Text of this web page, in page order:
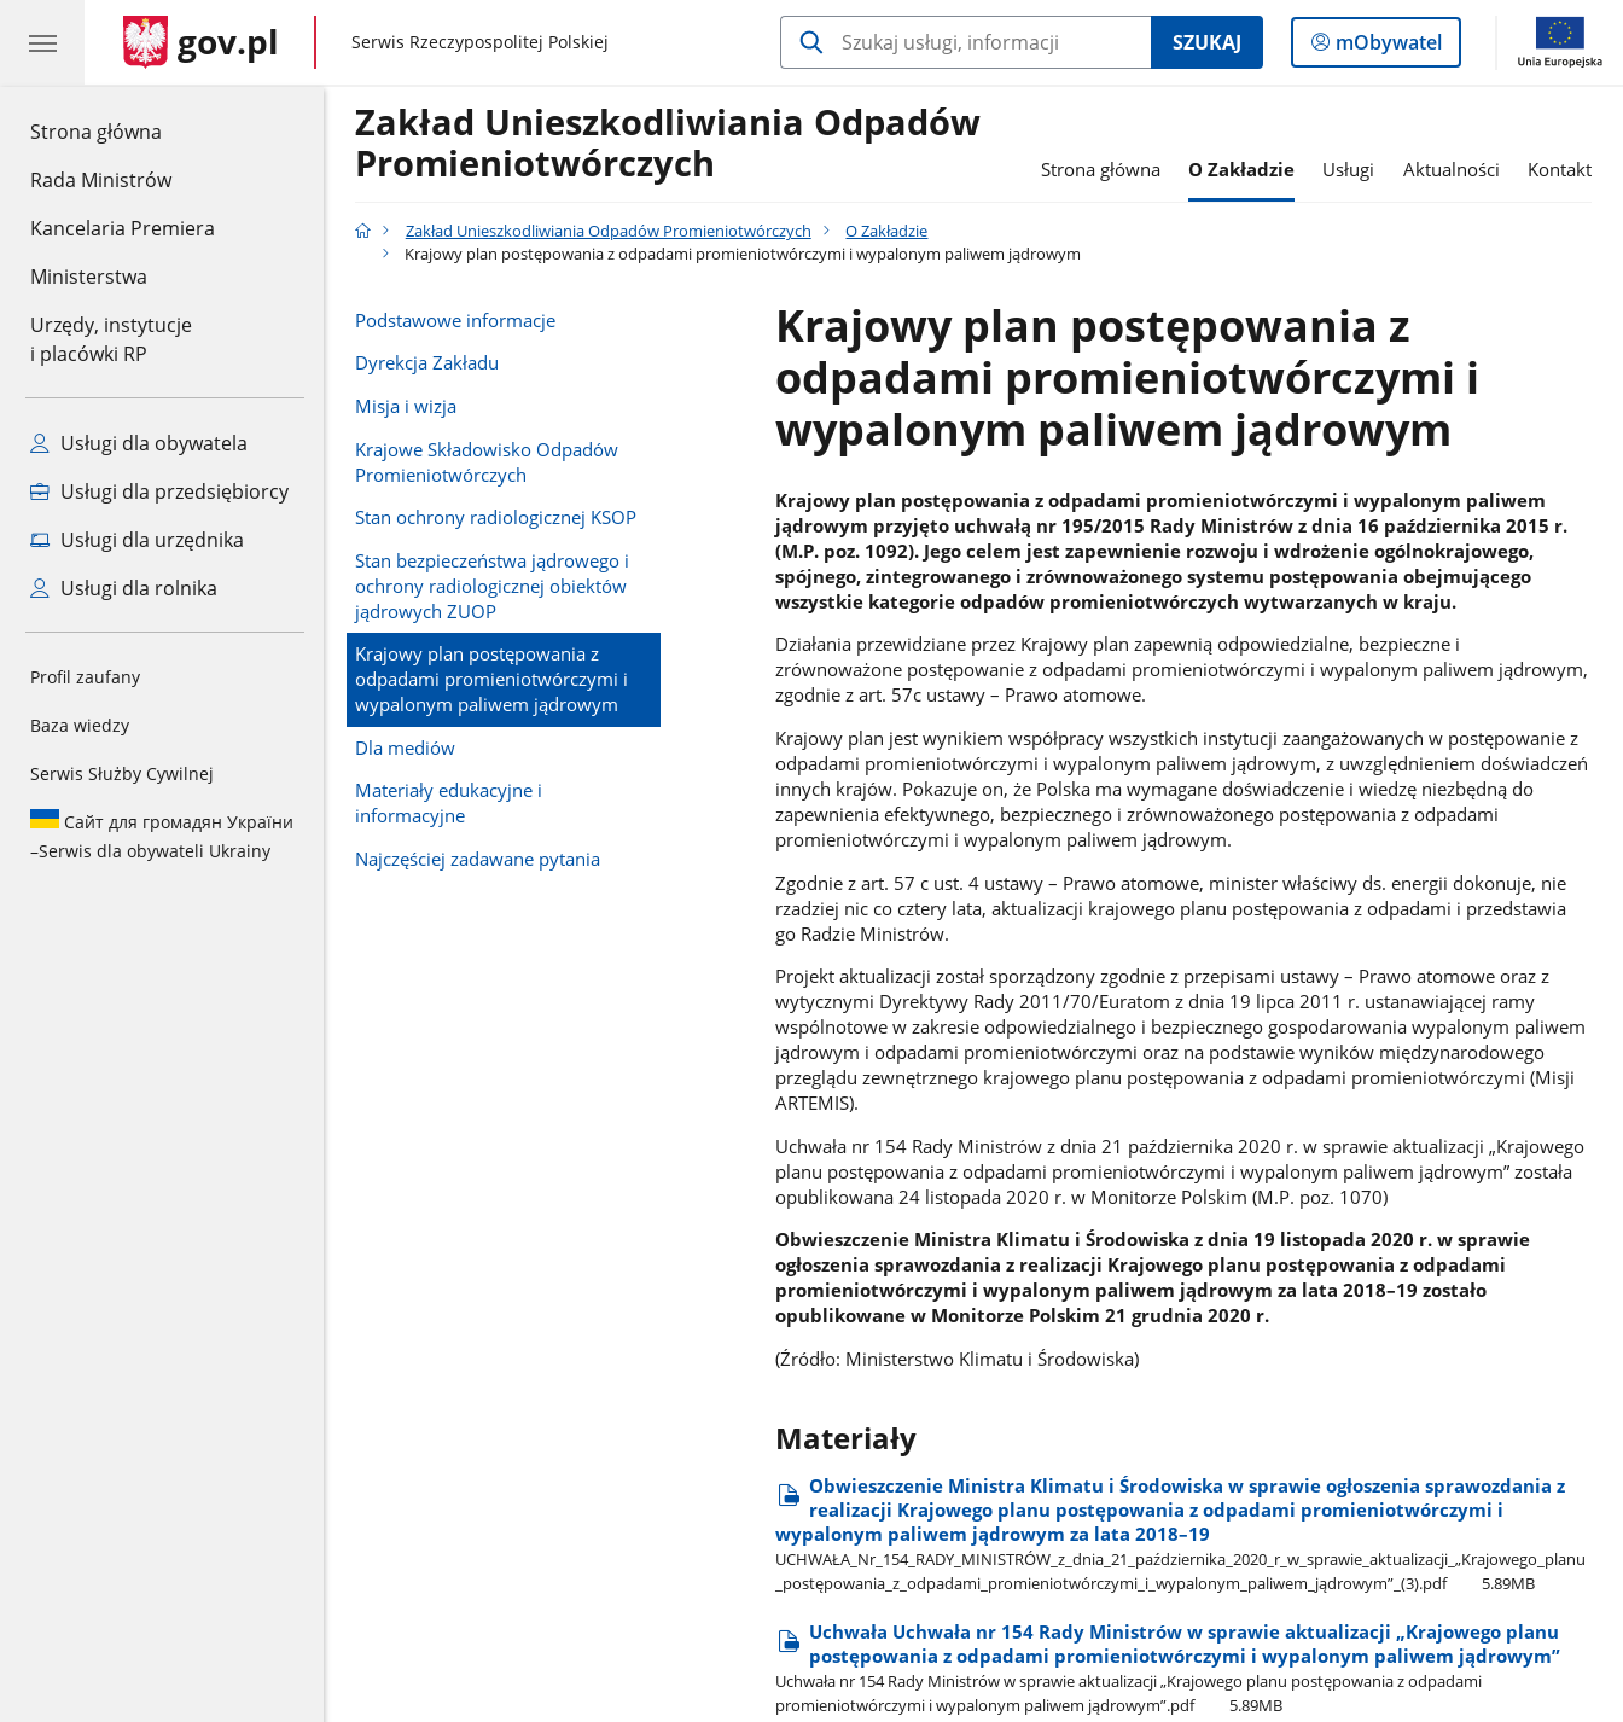
Strona główna
Rada Ministrów
Kancelaria Premiera
Ministerstwa
Urzędy, instytucje
i placówki RP
Usługi dla obywatela
Usługi dla przedsiębiorcy
Usługi dla urzędnika
Usługi dla rolnika
Profil zaufany
Baza wiedzy
Serwis Służby Cywilnej
Сайт для громадян України
–Serwis dla obywateli Ukrainy
gov.pl gov.pl
Serwis Rzeczypospolitej Polskiej SZUKAJ
Logowanie
do
mObywatel
Zakład Unieszkodliwiania Odpadów
Promieniotwórczych
Strona główna O Zakładzie Usługi Aktualności Kontakt
Zakład Unieszkodliwiania Odpadów Promieniotwórczych
O Zakładzie
Krajowy plan postępowania z odpadami promieniotwórczymi i wypalonym paliwem jądrowym
Podstawowe informacje
Dyrekcja Zakładu
Misja i wizja
Krajowe Składowisko Odpadów
Promieniotwórczych
Stan ochrony radiologicznej KSOP
Stan bezpieczeństwa jądrowego i
ochrony radiologicznej obiektów
jądrowych ZUOP
Krajowy plan postępowania z
odpadami promieniotwórczymi i
wypalonym paliwem jądrowym
Dla mediów
Materiały edukacyjne i
informacyjne
Najczęściej zadawane pytania
Krajowy plan postępowania z
odpadami promieniotwórczymi i
wypalonym paliwem jądrowym
Krajowy plan postępowania z odpadami promieniotwórczymi i wypalonym paliwem
jądrowym przyjęto uchwałą nr 195/2015 Rady Ministrów z dnia 16 października 2015 r.
(M.P. poz. 1092). Jego celem jest zapewnienie rozwoju i wdrożenie ogólnokrajowego,
spójnego, zintegrowanego i zrównoważonego systemu postępowania obejmującego
wszystkie kategorie odpadów promieniotwórczych wytwarzanych w kraju.
Działania przewidziane przez Krajowy plan zapewnią odpowiedzialne, bezpieczne i
zrównoważone postępowanie z odpadami promieniotwórczymi i wypalonym paliwem jądrowym,
zgodnie z art. 57c ustawy – Prawo atomowe.
Krajowy plan jest wynikiem współpracy wszystkich instytucji zaangażowanych w postępowanie z
odpadami promieniotwórczymi i wypalonym paliwem jądrowym, z uwzględnieniem doświadczeń
innych krajów. Pokazuje on, że Polska ma wymagane doświadczenie i wiedzę niezbędną do
zapewnienia efektywnego, bezpiecznego i zrównoważonego postępowania z odpadami
promieniotwórczymi i wypalonym paliwem jądrowym.
Zgodnie z art. 57 c ust. 4 ustawy – Prawo atomowe, minister właściwy ds. energii dokonuje, nie
rzadziej nic co cztery lata, aktualizacji krajowego planu postępowania z odpadami i przedstawia
go Radzie Ministrów.
Projekt aktualizacji został sporządzony zgodnie z przepisami ustawy – Prawo atomowe oraz z
wytycznymi Dyrektywy Rady 2011/70/Euratom z dnia 19 lipca 2011 r. ustanawiającej ramy
wspólnotowe w zakresie odpowiedzialnego i bezpiecznego gospodarowania wypalonym paliwem
jądrowym i odpadami promieniotwórczymi oraz na podstawie wyników międzynarodowego
przeglądu zewnętrznego krajowego planu postępowania z odpadami promieniotwórczymi (Misji
ARTEMIS).
Uchwała nr 154 Rady Ministrów z dnia 21 października 2020 r. w sprawie aktualizacji „Krajowego
planu postępowania z odpadami promieniotwórczymi i wypalonym paliwem jądrowym” została
opublikowana 24 listopada 2020 r. w Monitorze Polskim (M.P. poz. 1070)
Obwieszczenie Ministra Klimatu i Środowiska z dnia 19 listopada 2020 r. w sprawie
ogłoszenia sprawozdania z realizacji Krajowego planu postępowania z odpadami
promieniotwórczymi i wypalonym paliwem jądrowym za lata 2018–19 zostało
opublikowane w Monitorze Polskim 21 grudnia 2020 r.
(Źródło: Ministerstwo Klimatu i Środowiska)
Materiały
Obwieszczenie Ministra Klimatu i Środowiska w sprawie ogłoszenia sprawozdania z
realizacji Krajowego planu postępowania z odpadami promieniotwórczymi i
wypalonym paliwem jądrowym za lata 2018–19
UCHWAŁA​_Nr​_154​_RADY​_MINISTRÓW​_z​_dnia​_21​_października​_2020​_r​_w​_sprawie​_aktualizacji​_„Krajowego​_planu​
_postępowania​_z​_odpadami​_promieniotwórczymi​_i​_wypalonym​_paliwem​_jądrowym”​_(3).pdf
5.89MB
Uchwała Uchwała nr 154 Rady Ministrów w sprawie aktualizacji „Krajowego planu
postępowania z odpadami promieniotwórczymi i wypalonym paliwem jądrowym”
Uchwała nr 154 Rady Ministrów w sprawie aktualizacji „Krajowego planu postępowania z odpadami
promieniotwórczymi i wypalonym paliwem jądrowym”.pdf
5.89MB